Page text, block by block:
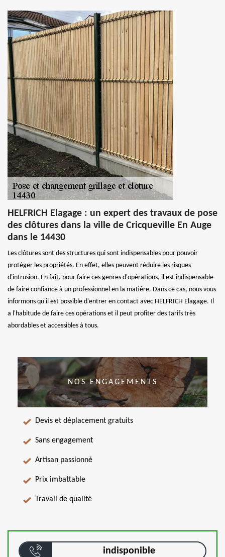
HELFRICH Elagage : un expert des travaux de pose
des clôtures dans la ville de Cricqueville En Auge
dans le 14430
Les clôtures sont des structures qui sont indispensables pour pouvoir
protéger les propriétés. En effet, elles peuvent réduire les risques
d'intrusion. En fait, pour faire ces genres d'opérations, il est indispensable
de faire confiance à un professionnel en la matière. Dans ce cas, nous vous
informons qu'il est possible d'entrer en contact avec HELFRICH Elagage. Il
a l'habitude de faire ces opérations et il peut profiter des tarifs très
abordables et accessibles à tous.
NOS ENGAGEMENTS
Devis et déplacement gratuits
Sans engagement
Artisan passionné
Prix imbattable
Travail de qualité
indisponible